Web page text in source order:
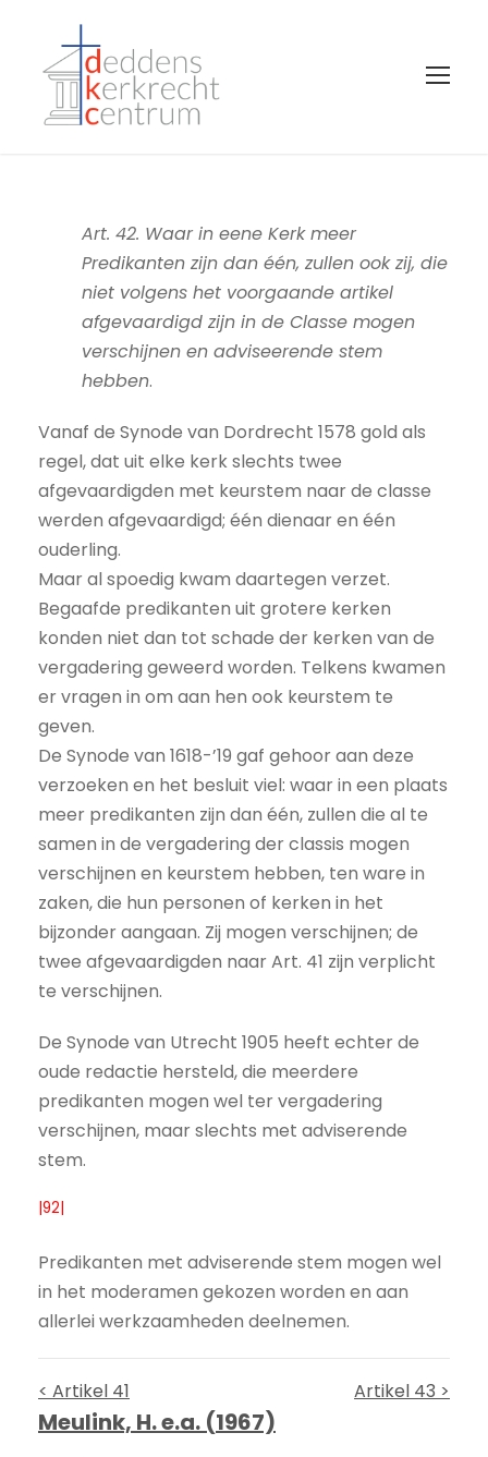
Art. 42. Waar in eene Kerk meer
Predikanten zijn dan één, zullen ook zij, die
niet volgens het voorgaande artikel
afgevaardigd zijn in de Classe mogen
verschijnen en adviseerende stem
hebben.
Vanaf de Synode van Dordrecht 1578 gold als
regel, dat uit elke kerk slechts twee
afgevaardigden met keurstem naar de classe
werden afgevaardigd; één dienaar en één
ouderling.
Maar al spoedig kwam daartegen verzet.
Begaafde predikanten uit grotere kerken
konden niet dan tot schade der kerken van de
vergadering geweerd worden. Telkens kwamen
er vragen in om aan hen ook keurstem te
geven.
De Synode van 1618-’19 gaf gehoor aan deze
verzoeken en het besluit viel: waar in een plaats
meer predikanten zijn dan één, zullen die al te
samen in de vergadering der classis mogen
verschijnen en keurstem hebben, ten ware in
zaken, die hun personen of kerken in het
bijzonder aangaan. Zij mogen verschijnen; de
twee afgevaardigden naar Art. 41 zijn verplicht
te verschijnen.
De Synode van Utrecht 1905 heeft echter de
oude redactie hersteld, die meerdere
predikanten mogen wel ter vergadering
verschijnen, maar slechts met adviserende
stem.
|92|
Predikanten met adviserende stem mogen wel
in het moderamen gekozen worden en aan
allerlei werkzaamheden deelnemen.
< Artikel 41 Artikel 43 >
Meulink, H. e.a. (1967)